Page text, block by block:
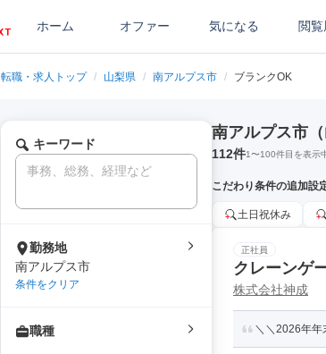
ホーム オファー 気になる 閲
転職・求人トップ / 山梨県 / 南アルプス市 / ブランクOK
キーワード
勤務地
南アルプス市
条件をクリア
職種
南アルプス市
112件1〜100件目を表示
こだわり条件の追加設
土日祝休み
正社員
クレーンゲ
株式会社神成
＼＼2026年